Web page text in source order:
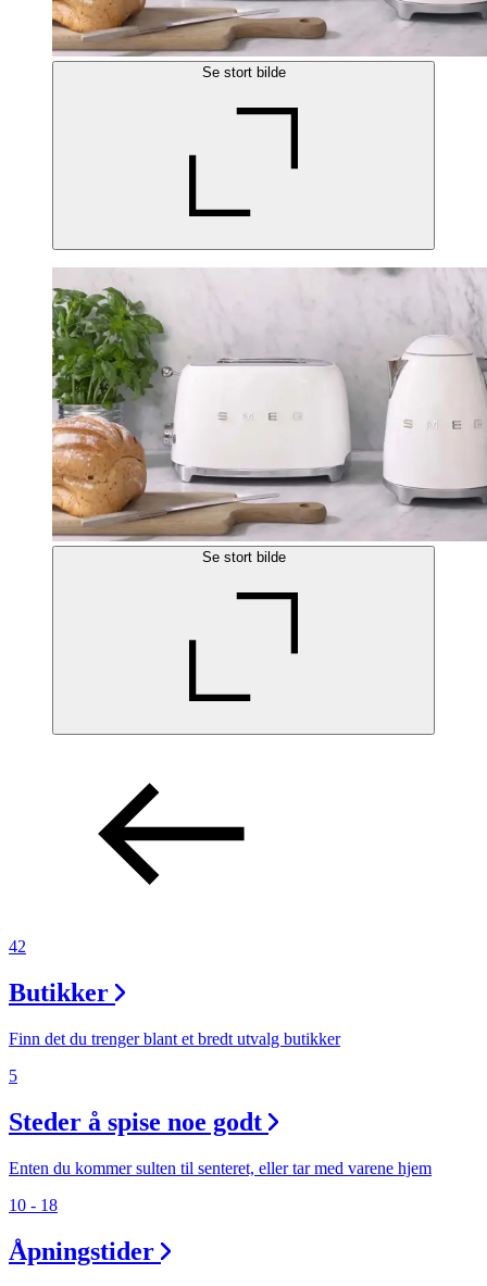
Se stort bilde
Se stort bilde
42
Butikker
Finn det du trenger blant et bredt utvalg butikker
5
Steder å spise noe godt
Enten du kommer sulten til senteret, eller tar med varene hjem
10 - 18
Åpningstider